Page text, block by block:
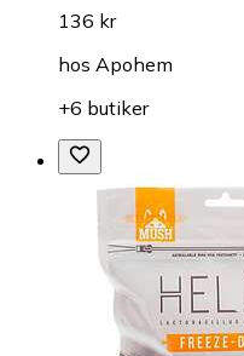
136 kr
hos Apohem
+6 butiker